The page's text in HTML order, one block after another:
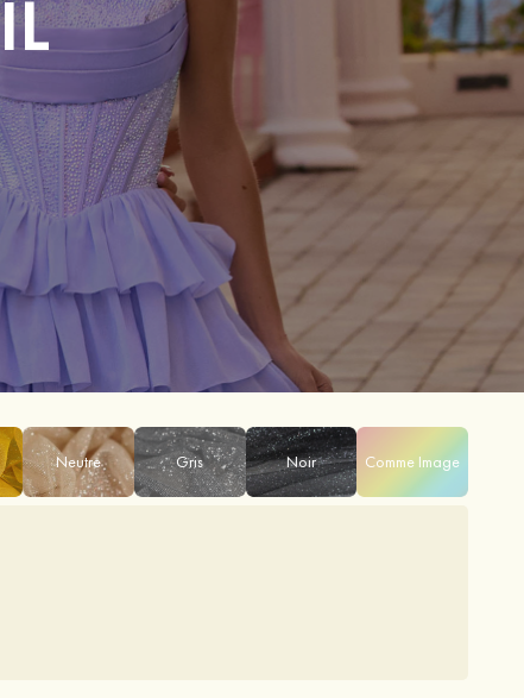
Neutre Gris Noir Comme Image